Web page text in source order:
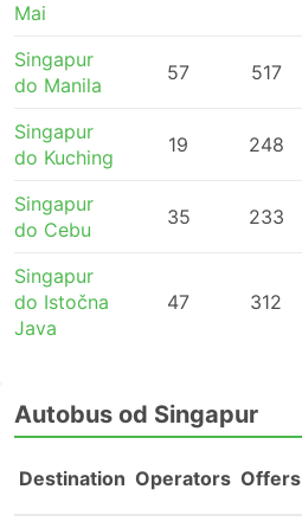
Mai
Singapur
do Manila
57 517
Singapur
do Kuching
19 248
Singapur
do Cebu
35 233
Singapur
do Istočna
Java
47 312
Autobus od Singapur
Destination Operators Offers